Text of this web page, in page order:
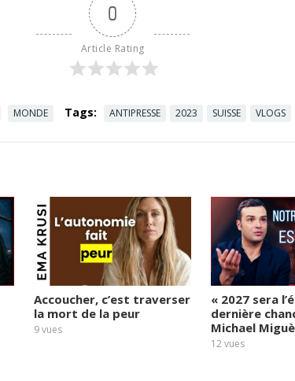
0
Article Rating
MONDE Tags: ANTIPRESSE 2023 SUISSE VLOGS
Accoucher, c’est traverser
la mort de la peur
9vues
« 2027 sera
dernière
Michael
12vues